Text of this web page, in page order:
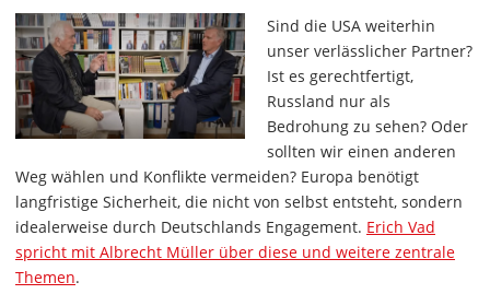
Sind die USA weiterhin
unser verlässlicher Partner?
Ist es gerechtfertigt,
Russland nur als
Bedrohung zu sehen? Oder
sollten wir einen anderen
Weg wählen und Konflikte vermeiden? Europa benötigt
langfristige Sicherheit, die nicht von selbst entsteht, sondern
idealerweise durch Deutschlands Engagement. Erich Vad
spricht mit Albrecht Müller über diese und weitere zentrale
Themen.